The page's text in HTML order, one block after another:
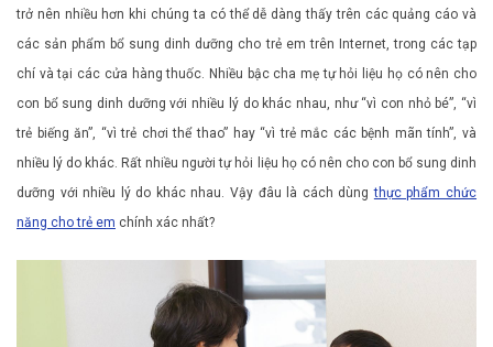
trở nên nhiều hơn khi chúng ta có thể dễ dàng thấy trên các quảng cáo và
các sản phẩm bổ sung dinh dưỡng cho trẻ em trên Internet, trong các tạp
chí và tại các cửa hàng thuốc. Nhiều bậc cha mẹ tự hỏi liệu họ có nên cho
con bổ sung dinh dưỡng với nhiều lý do khác nhau, như “vì con nhỏ bé”, “vì
trẻ biếng ăn”, “vì trẻ chơi thể thao” hay “vì trẻ mắc các bệnh mãn tính”, và
nhiều lý do khác. Rất nhiều người tự hỏi liệu họ có nên cho con bổ sung dinh
dưỡng với nhiều lý do khác nhau. Vậy đâu là cách dùngthực phẩm chức
năng cho trẻ em chính xác nhất?